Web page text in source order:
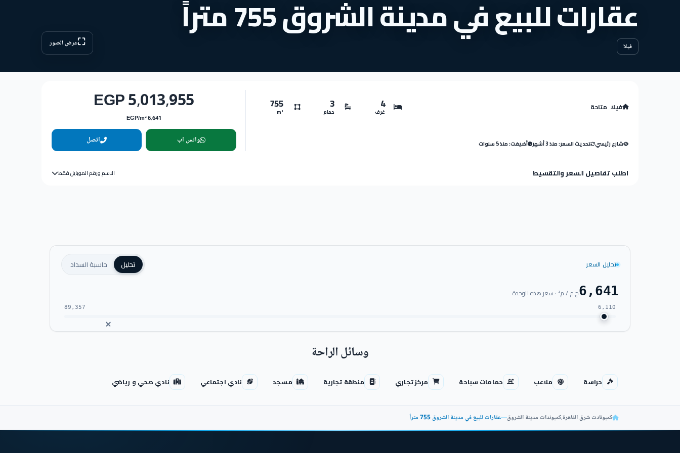
عقارات للبيع في مدينة الشروق 755 متراً
فيلا ⛶عرض الصور
فيلا متاحة 4
غرف
3
حمام
755
m²
شارع رئيسي تحديث السعر: منذ 3 أشهر أضيفت: منذ 5 سنوات
5,013,955 EGP
6,641 EGP/m²
واتس اب اتصل
اطلب تفاصيل السعر والتقسيط الاسم ورقم الموبايل فقط
تحليل السعر تحليل حاسبة السداد
6,641ج.م / م² · سعر هذه الوحدة
6,110
89,357
وسائل الراحة
حراسة ملاعب حمامات سباحة مركز تجاري منطقة تجارية مسجد نادي اجتماعي نادي صحي و رياضي
كمبونادت شرق القاهرة,كمبوندات مدينة الشروق—عقارات للبيع في مدينة الشروق 755 متراً